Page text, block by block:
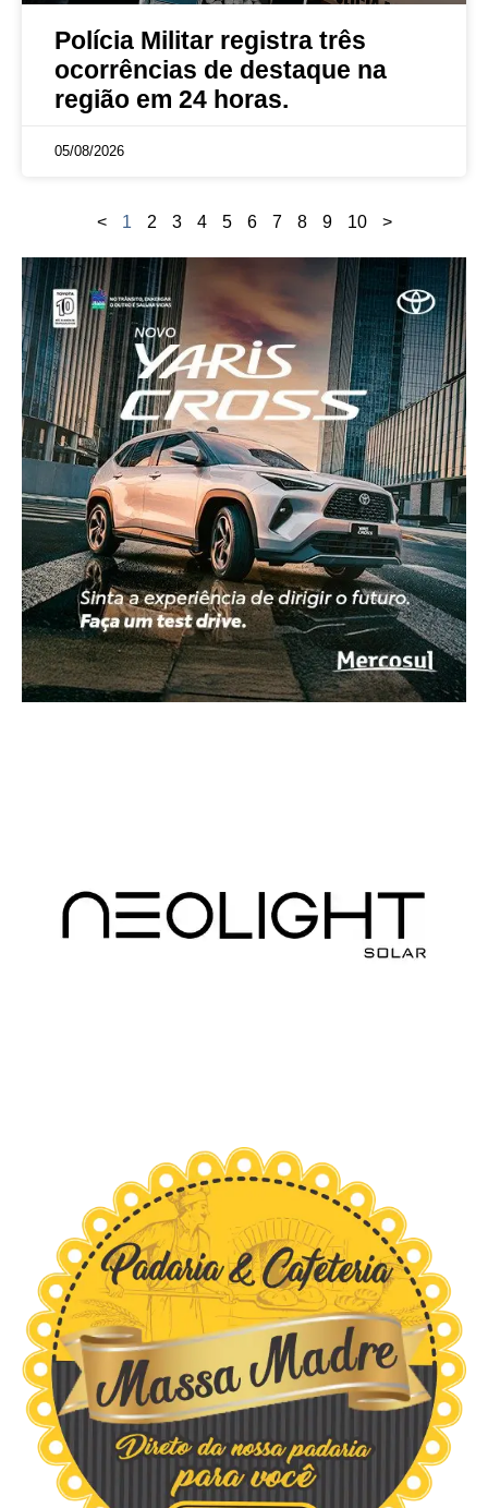
Polícia Militar registra três
ocorrências de destaque na
região em 24 horas.
05/08/2026
< 1 2 3 4 5 6 7 8 9 10 >